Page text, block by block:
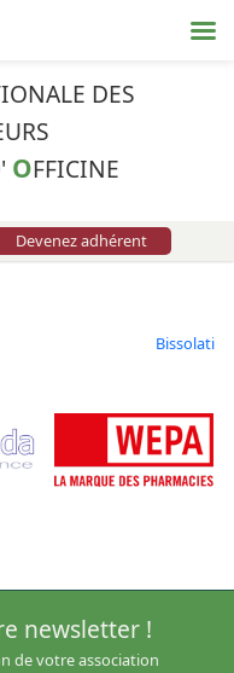
DES
OFFICINE
Devenez adhérent
Bissolati
newsletter !
de votre association